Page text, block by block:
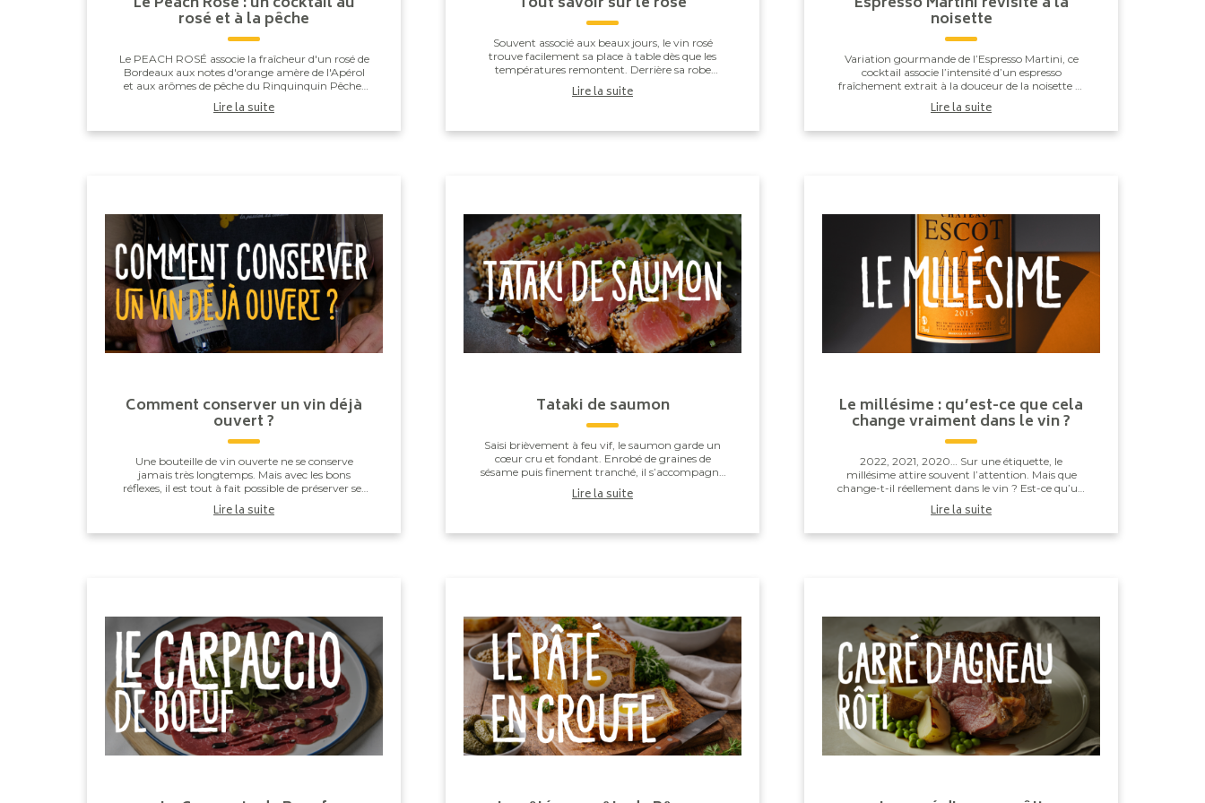
rosé et à la pêche
Le PEACH ROSÉ associe la fraîcheur d'un rosé de
Bordeaux aux notes d'orange amère de l'Apérol
et aux arômes de pêche du Rinquinquin Pêche.
légèreté et v...
Lire la suite
Souvent associé aux beaux jours, le vin rosé
trouve facilement sa place à table dès que les
températures remontent. Derrière sa robe
plus techniqu...
Lire la suite
noisette
Variation gourmande de l’Espresso Martini, ce
cocktail associe l’intensité d’un espresso
fraîchement extrait à la douceur de la noisette et
vigoureus...
Lire la suite
Comment conserver un vin déjà
ouvert ?
Une bouteille de vin ouverte ne se conserve
jamais très longtemps. Mais avec les bons
réflexes, il est tout à fait possible de préserver ses
arômes et son équilibre pendant quelques jours.
Voici ...
Lire la suite
Tataki de saumon
Saisi brièvement à feu vif, le saumon garde un
cœur cru et fondant. Enrobé de graines de
sésame puis finement tranché, il s’accompagne
d’une marinade à la sauce soja, au gingembre
frais et au cit...
Lire la suite
Le millésime : qu’est-ce que cela
change vraiment dans le vin ?
2022, 2021, 2020… Sur une étiquette, le
millésime attire souvent l’attention. Mais que
change-t-il réellement dans le vin ? Est-ce qu’un
millésime est forcément meilleur qu’un autre ?
Et surtout,...
Lire la suite